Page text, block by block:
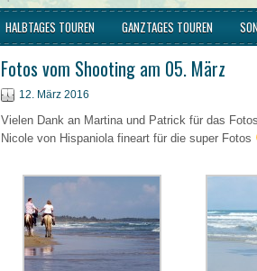
HALBTAGES TOUREN GANZTAGES TOUREN
Fotos vom Shooting am 05. März
12. März 2016
Vielen Dank an Martina und Patrick für das
Nicole von Hispaniola fineart für die super Fotos